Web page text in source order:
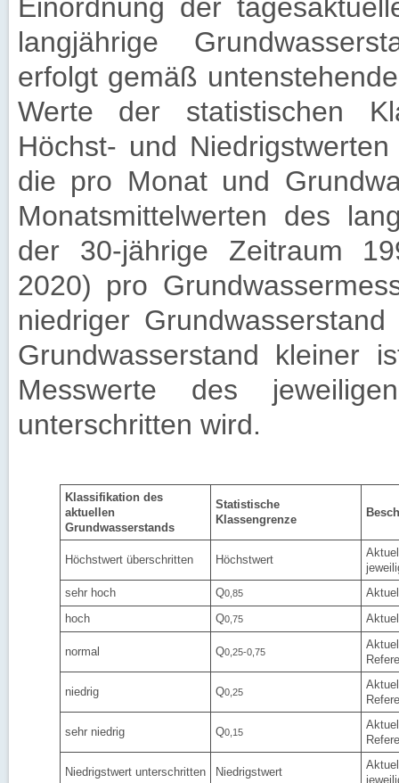
Einordnung der
langjährige
erfolgt gemäß
Werte der statistischen
Höchst- und
die pro Monat und
Monatsmittelwerten des
der 30-jährige Zeitraum
2020) pro
niedriger
Grundwasserstand
Messwerte des
unterschritten wird.
Klassifikation des
aktuellen
Grundwasserstands
Statistische
Klassengrenze
Höchstwert überschritten Höchstwert
sehr hoch
Q0,85
hoch
Q0,75
normal Q0,25-0,75
niedrig Q0,25
sehr niedrig Q0,15
Niedrigstwert unterschritten Niedrigstwert